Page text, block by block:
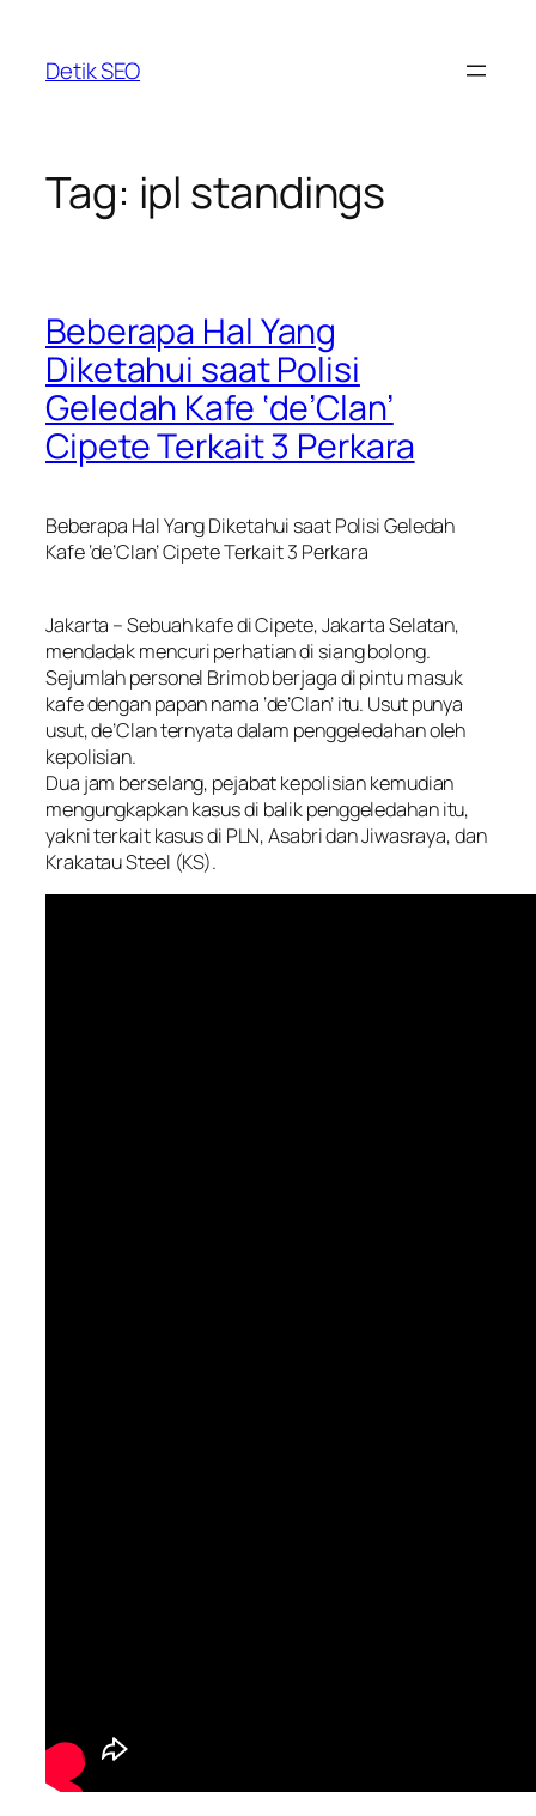
content
Detik SEO
Tag: ipl standings
Beberapa Hal Yang
Diketahui saat Polisi
Geledah Kafe ‘de’Clan’
Cipete Terkait 3 Perkara
Beberapa Hal Yang Diketahui saat Polisi Geledah
Kafe ‘de’Clan’ Cipete Terkait 3 Perkara
Jakarta – Sebuah kafe di Cipete, Jakarta Selatan,
mendadak mencuri perhatian di siang bolong.
Sejumlah personel Brimob berjaga di pintu masuk
kafe dengan papan nama ‘de’Clan’ itu. Usut punya
usut, de’Clan ternyata dalam penggeledahan oleh
kepolisian.
Dua jam berselang, pejabat kepolisian kemudian
mengungkapkan kasus di balik penggeledahan itu,
yakni terkait kasus di PLN, Asabri dan Jiwasraya, dan
Krakatau Steel (KS).